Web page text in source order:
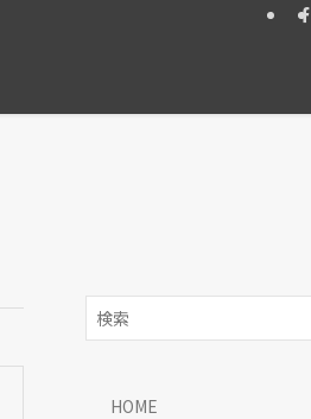
年6月号【特集】動物と暮らす
HOME